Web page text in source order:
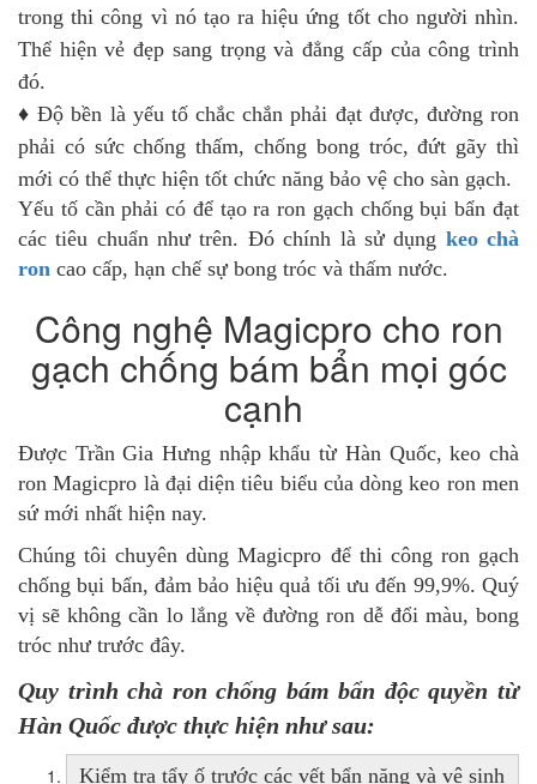
trong thi công vì nó tạo ra hiệu ứng tốt cho người nhìn.
Thể hiện vẻ đẹp sang trọng và đẳng cấp của công trình
đó.
♦Độ bền là yếu tố chắc chắn phải đạt được, đường ron
phải có sức chống thấm, chống bong tróc, đứt gãy thì
mới có thể thực hiện tốt chức năng bảo vệ cho sàn gạch.
Yếu tố cần phải có để tạo ra ron gạch chống bụi bẩn đạt
các tiêu chuẩn như trên. Đó chính là sử dụng keo chà
ron cao cấp, hạn chế sự bong tróc và thấm nước.
Công nghệ Magicpro cho ron
gạch chống bám bẩn mọi góc
cạnh
Được Trần Gia Hưng nhập khẩu từ Hàn Quốc, keo chà
ron Magicpro là đại diện tiêu biểu của dòng keo ron men
sứ mới nhất hiện nay.
Chúng tôi chuyên dùng Magicpro để thi công ron gạch
chống bụi bẩn, đảm bảo hiệu quả tối ưu đến 99,9%. Quý
vị sẽ không cần lo lắng về đường ron dễ đổi màu, bong
tróc như trước đây.
Quy trình chà ron chống bám bẩn độc quyền từ
Hàn Quốc được thực hiện như sau:
Kiểm tra tẩy ố trước các vết bẩn nặng và vệ sinh